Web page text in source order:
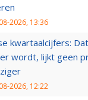
2026, 13:36
kwartaalcijfers:
wordt, lijkt geen
2026, 12:22